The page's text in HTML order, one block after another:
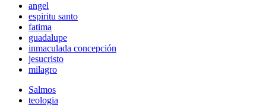
angel
espiritu santo
fatima
guadalupe
inmaculada concepción
jesucristo
milagro
Salmos
teologia